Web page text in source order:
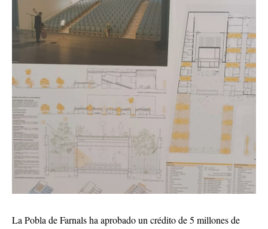
La Pobla de Farnals ha aprobado un crédito de 5 millones de